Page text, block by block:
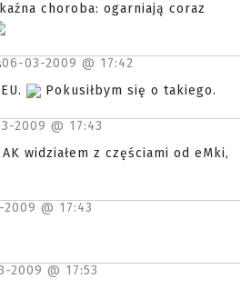
choroba: ogarniają coraz
06-03-2009 @ 17:42
Pokusiłbym się o takiego.
2009 @ 17:43
widziałem z częściami od eMki,
@ 17:43
2009 @ 17:53